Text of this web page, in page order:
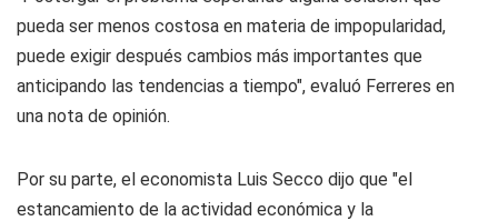
pueda ser menos costosa en materia de impopularidad,
puede exigir después cambios más importantes que
anticipando las tendencias a tiempo", evaluó Ferreres en
una nota de opinión.
Por su parte, el economista Luis Secco dijo que "el
estancamiento de la actividad económica y la